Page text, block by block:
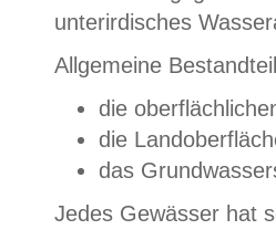
unterirdisches
Allgemeine
die
die
das
Jedes Gewässer hat